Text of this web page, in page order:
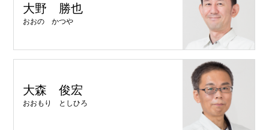
大野 勝也
おおの かつや
大森 俊宏
おおもり としひろ